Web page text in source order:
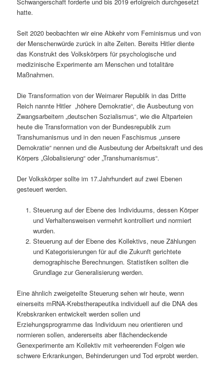
hatte.
Seit 2020 beobachten wir eine Abkehr vom Feminismus und von
der Menschenwürde zurück in alte Zeiten. Bereits Hitler diente
das Konstrukt des Volkskörpers für psychologische und
medizinische Experimente am Menschen und totalitäre
Maßnahmen.
Die Transformation von der Weimarer Republik in das Dritte
Reich nannte Hitler „höhere Demokratie“, die Ausbeutung von
Zwangsarbeitern „deutschen Sozialismus“, wie die Altparteien
heute die Transformation von der Bundesrepublik zum
Transhumanismus und in den neuen Faschismus „unsere
Demokratie“ nennen und die Ausbeutung der Arbeitskraft und des
Körpers „Globalisierung“ oder „Transhumanismus“.
Der Volkskörper sollte im 17.Jahrhundert auf zwei Ebenen
gesteuert werden.
Steuerung auf der Ebene des Individuums, dessen Körper
und Verhaltensweisen vermehrt kontrolliert und normiert
wurden.
Steuerung auf der Ebene des Kollektivs, neue Zählungen
und Kategorisierungen für auf die Zukunft gerichtete
demographische Berechnungen. Statistiken sollten die
Grundlage zur Generalisierung werden.
Eine ähnlich zweigeteilte Steuerung sehen wir heute, wenn
einerseits mRNA-Krebstherapeutika individuell auf die DNA des
Krebskranken entwickelt werden sollen und
Erziehungsprogramme das Individuum neu orientieren und
normieren sollen, andererseits aber flächendeckende
Genexperimente am Kollektiv mit verheerenden Folgen wie
schwere Erkrankungen, Behinderungen und Tod erprobt werden.